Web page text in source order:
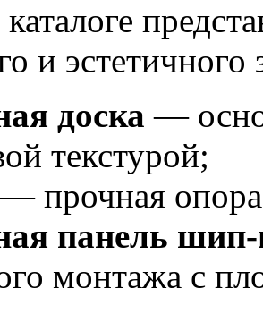
и эстетичного
доска —
текстурой;
— прочная
панель
монтажа с